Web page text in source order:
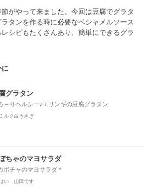
がやって来ました。今回は豆腐でグラタ
タンを作る時に必要なベシャメルソース
シピもたくさんあり、簡単にできるグラ
グラタン
～りヘルシー♪エリンギの豆腐グラタン
ルク白うさぎ
ちゃのマヨサラダ
ボチャのマヨサラダ＊
い 山田です